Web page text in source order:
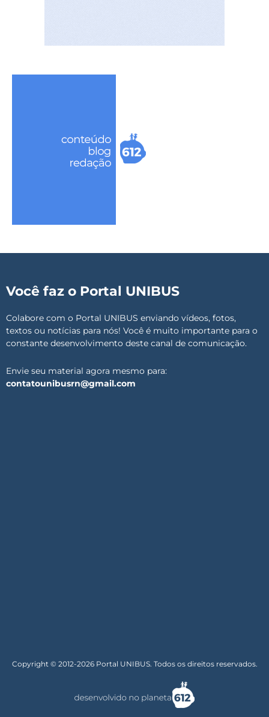
Você faz o Portal UNIBUS
Colabore com o Portal UNIBUS enviando vídeos, fotos,
textos ou notícias para nós! Você é muito importante para o
constante desenvolvimento deste canal de comunicação.
Envie seu material agora mesmo para:
contatounibusrn@gmail.com
Copyright © 2012-2026 Portal UNIBUS. Todos os direitos reservados.